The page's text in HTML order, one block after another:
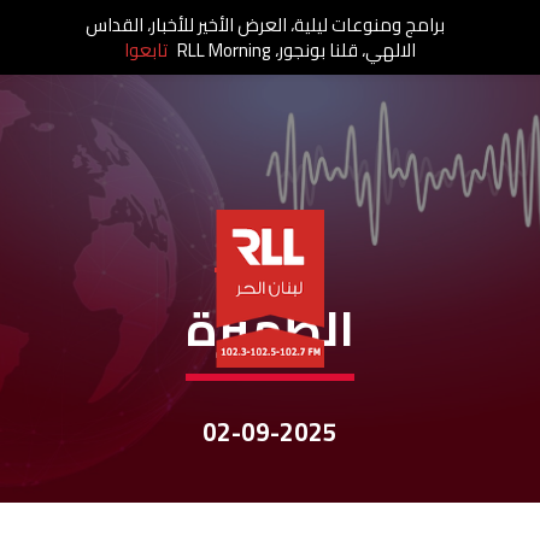
نشرات الأخبار
الظهيرة
02-09-2025
برامج ومنوعات ليلية، العرض الأخير للأخبار، القداس
الالهي، قلنا بونجور، RLL Morning تابعوا